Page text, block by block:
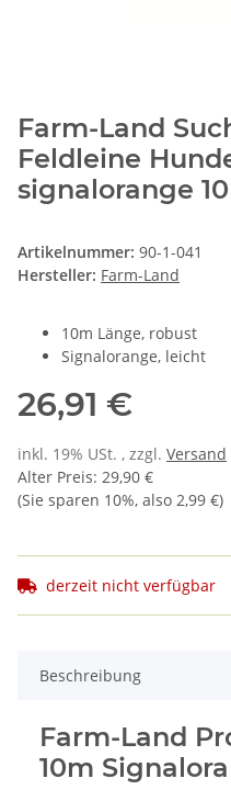
Farm-Land
Feldleine
signalorange
Artikelnummer: 90-1-041
Hersteller: Farm-Land
10m Länge, robust
Signalorange, leicht
26,91 €
inkl. 19% USt. , zzgl. Versand
Alter Preis: 29,90 €
(Sie sparen 10%, also 2,99 €)
derzeit nicht verfügbar
Beschreibung
Farm-Land
10m